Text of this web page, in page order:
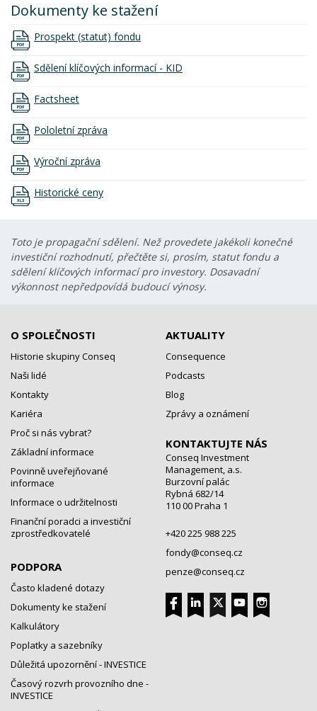
Dokumenty ke stažení
Prospekt (statut) fondu
Sdělení klíčových informací - KID
Factsheet
Pololetní zpráva
Výroční zpráva
Historické ceny
Toto je propagační sdělení. Než provedete jakékoli konečné
investiční rozhodnutí, přečtěte si, prosím, statut fondu a
sdělení klíčových informací pro investory. Dosavadní
výkonnost nepředpovídá budoucí výnosy.
O SPOLEČNOSTI
Historie skupiny Conseq
Naši lidé
Kontakty
Kariéra
Proč si nás vybrat?
Základní informace
Povinně uveřejňované
informace
Informace o udržitelnosti
Finanční poradci a investiční
zprostředkovatelé
PODPORA
Často kladené dotazy
Dokumenty ke stažení
Kalkulátory
Poplatky a sazebníky
Důležitá upozornění - INVESTICE
Časový rozvrh provozního dne -
INVESTICE
AKTUALITY
Consequence
Podcasts
Blog
Zprávy a oznámení
KONTAKTUJTE NÁS
Conseq Investment
Management, a.s.
Burzovní palác
Rybná 682/14
110 00 Praha 1
+420 225 988 225
fondy@conseq.cz
penze@conseq.cz